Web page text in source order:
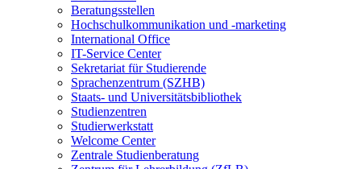
Beratungsstellen
Hochschulkommunikation und -marketing
International Office
IT-Service Center
Sekretariat für Studierende
Sprachenzentrum (SZHB)
Staats- und Universitätsbibliothek
Studienzentren
Studierwerkstatt
Welcome Center
Zentrale Studienberatung